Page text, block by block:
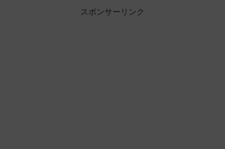
スポンサーリンク